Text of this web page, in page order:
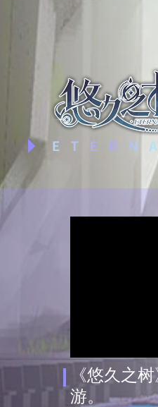
《悠久之
游。